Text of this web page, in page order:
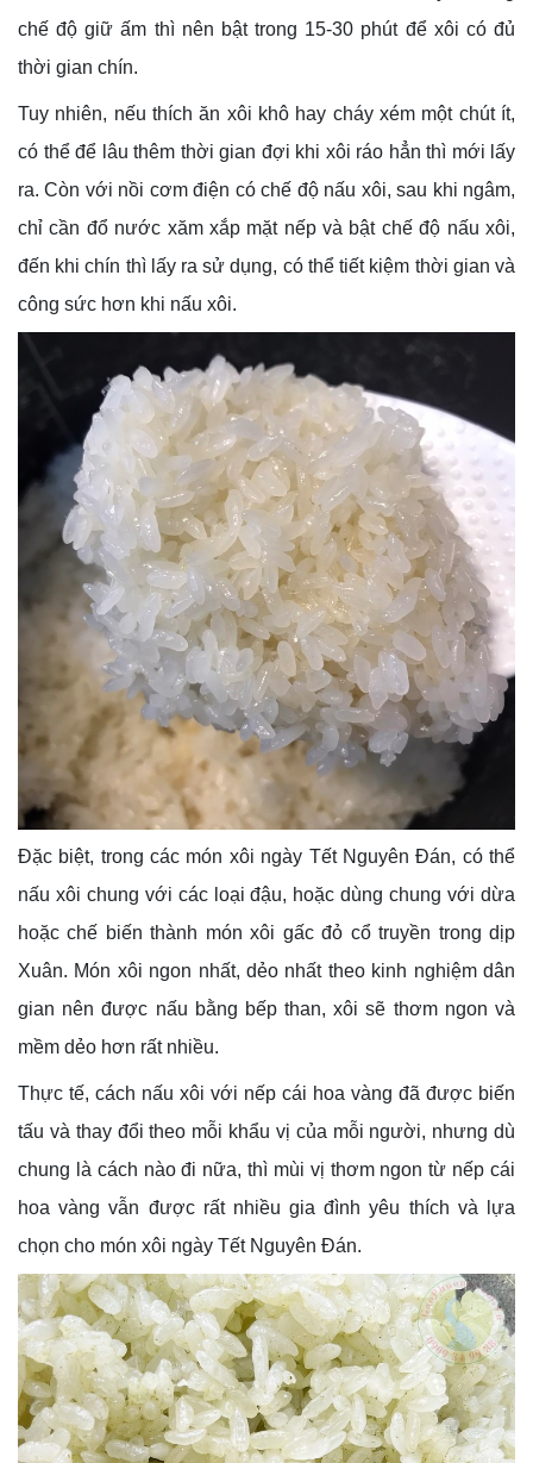
chế độ giữ ấm thì nên bật trong 15-30 phút để xôi có đủ
thời gian chín.
Tuy nhiên, nếu thích ăn xôi khô hay cháy xém một chút ít,
có thể để lâu thêm thời gian đợi khi xôi ráo hẳn thì mới lấy
ra. Còn với nồi cơm điện có chế độ nấu xôi, sau khi ngâm,
chỉ cần đổ nước xăm xắp mặt nếp và bật chế độ nấu xôi,
đến khi chín thì lấy ra sử dụng, có thể tiết kiệm thời gian và
công sức hơn khi nấu xôi.
Đặc biệt, trong các món xôi ngày Tết Nguyên Đán, có thể
nấu xôi chung với các loại đậu, hoặc dùng chung với dừa
hoặc chế biến thành món xôi gấc đỏ cổ truyền trong dịp
Xuân. Món xôi ngon nhất, dẻo nhất theo kinh nghiệm dân
gian nên được nấu bằng bếp than, xôi sẽ thơm ngon và
mềm dẻo hơn rất nhiều.
Thực tế, cách nấu xôi với nếp cái hoa vàng đã được biến
tấu và thay đổi theo mỗi khẩu vị của mỗi người, nhưng dù
chung là cách nào đi nữa, thì mùi vị thơm ngon từ nếp cái
hoa vàng vẫn được rất nhiều gia đình yêu thích và lựa
chọn cho món xôi ngày Tết Nguyên Đán.